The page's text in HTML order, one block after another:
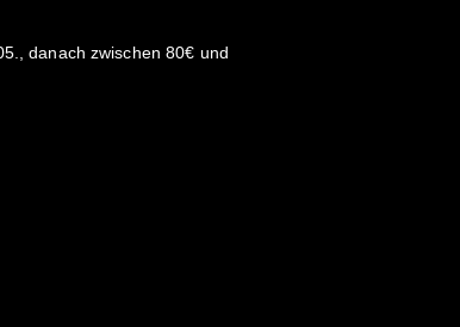
danach zwischen 80€ und